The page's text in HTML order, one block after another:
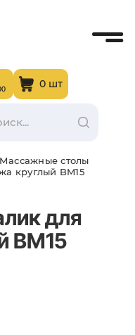
0 шт
Массажные столы
круглый BM15
для
BM15